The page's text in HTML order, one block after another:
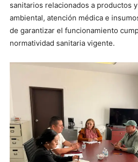
sanitarios relacionados a productos
ambiental, atención médica e
de garantizar el funcionamiento
normatividad sanitaria vigente.